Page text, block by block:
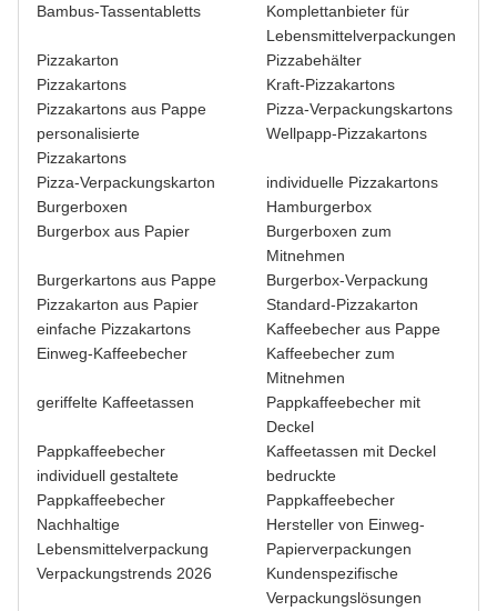
Bambus-Tassentabletts
Komplettanbieter für
Lebensmittelverpackungen
Pizzakarton
Pizzabehälter
Pizzakartons
Kraft-Pizzakartons
Pizzakartons aus Pappe
Pizza-Verpackungskartons
personalisierte
Pizzakartons
Wellpapp-Pizzakartons
Pizza-Verpackungskarton
individuelle Pizzakartons
Burgerboxen
Hamburgerbox
Burgerbox aus Papier
Burgerboxen zum
Mitnehmen
Burgerkartons aus Pappe
Burgerbox-Verpackung
Pizzakarton aus Papier
Standard-Pizzakarton
einfache Pizzakartons
Kaffeebecher aus Pappe
Einweg-Kaffeebecher
Kaffeebecher zum
Mitnehmen
geriffelte Kaffeetassen
Pappkaffeebecher mit
Deckel
Pappkaffeebecher
Kaffeetassen mit Deckel
individuell gestaltete
Pappkaffeebecher
bedruckte
Pappkaffeebecher
Nachhaltige
Lebensmittelverpackung
Hersteller von Einweg-
Papierverpackungen
Verpackungstrends 2026
Kundenspezifische
Verpackungslösungen